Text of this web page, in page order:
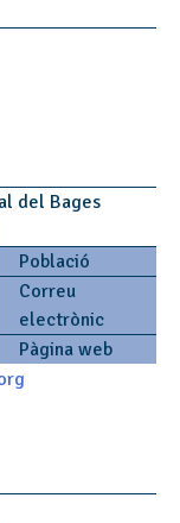
del Bages
Població
Correu
electrònic
Pàgina web